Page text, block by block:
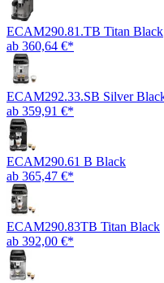
ECAM290.81.TB Titan Black
ab 360,64 €*
ECAM292.33.SB Silver
ab 359,91 €*
ECAM290.61 B Black
ab 365,47 €*
ECAM290.83TB Titan Black
ab 392,00 €*